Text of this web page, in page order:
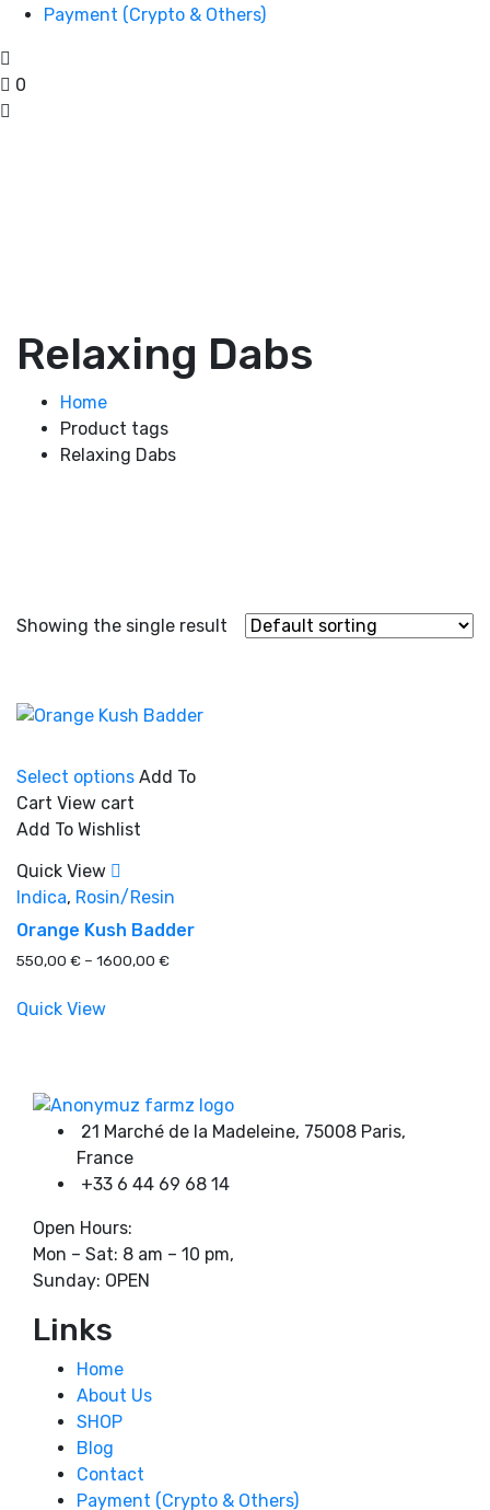
Payment (Crypto & Others)
0
Relaxing Dabs
Home
Product tags
Relaxing Dabs
Showing the single result
On sale(0)
Select options product
multiple
The
may
be
page
Add To
Cart View cart
Add To Wishlist
Quick View
Indica, Rosin/Resin
Orange Kush Badder
550,00 € – 1600,00 €Price
Quick View
21 Marché de la Madeleine, 75008 Paris,
France
+33 6 44 69 68 14
Open Hours:
Mon – Sat: 8 am – 10 pm,
Sunday: OPEN
Links
Home
About Us
SHOP
Blog
Contact
Payment (Crypto & Others)